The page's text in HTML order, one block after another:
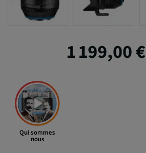
1 199,00 €
Qui sommes
nous